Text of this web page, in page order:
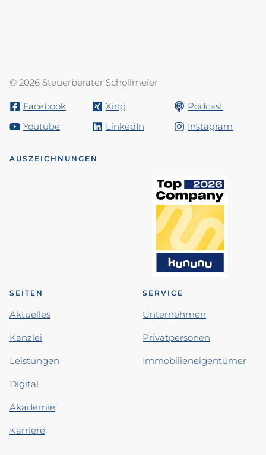
© 2026 Steuerberater Schollmeier
Facebook Xing
Podcast
Youtube
LinkedIn Instagram
AUSZEICHNUNGEN
SEITEN
Aktuelles
Kanzlei
Leistungen
Digital
Akademie
Karriere
SERVICE
Unternehmen
Privatpersonen
Immobilieneigentümer